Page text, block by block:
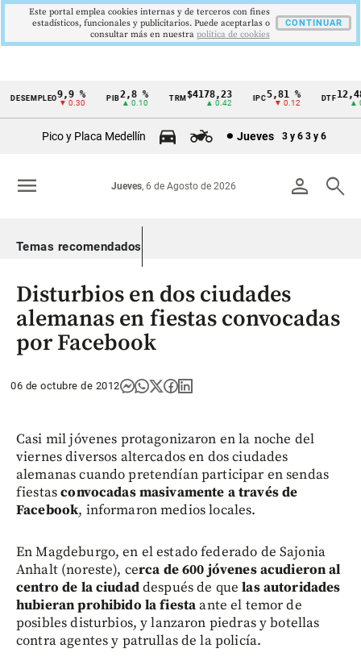
Cintillo
Colombia
9,9 %
▼ 0.30
PIB2,8 %
▲ 0.10
TRM$4178,23
▲ 0.42
5,81 %
▼ 0.12
DTF12,48
▲
Pico y Placa Medellín Jueves 3 y 6 3 y 6
person search
Jueves, 6 de Agosto de 2026
menu
Temas recomendados
Disturbios en dos ciudades
alemanas en fiestas convocadas
por Facebook
06 de octubre de 2012
Casi mil jóvenes protagonizaron en la noche del
viernes diversos altercados en dos ciudades
alemanas cuando pretendían participar en sendas
fiestasconvocadas masivamente a través de
Facebook, informaron medios locales.
En Magdeburgo, en el estado federado de Sajonia
Anhalt (noreste), cerca de 600 jóvenes acudieron al
centro de la ciudaddespués de quelas autoridades
hubieran prohibido la fiestaante el temor de
posibles disturbios, y lanzaron piedras y botellas
contra agentes y patrullas de la policía.
Este portal emplea cookies internas y de terceros con fines
estadísticos, funcionales y publicitarios. Puede aceptarlas o
consultar más en nuestra politica de cookies
CONTINUAR